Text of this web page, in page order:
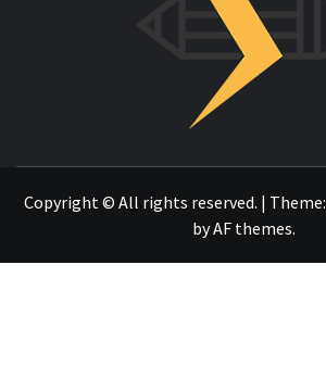
Copyright © All rights reserved. | Theme:
byAF themes.